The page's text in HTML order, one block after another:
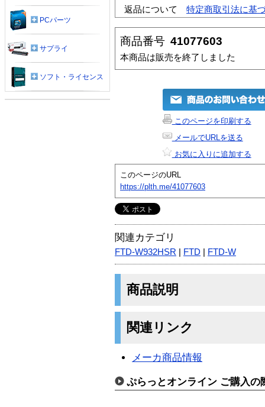
返品について
特定商取引法に基
商品番号 41077603
本商品は販売を終了しました
このページを印刷する
メールでURLを送る
お気に入りに追加する
このページのURL
https://plth.me/41077603
関連カテゴリ
FTD-W932HSR FTD FTD-W
商品説明
関連リンク
メーカ商品情報
ぷらっとオンライン ご購入の
PCパーツ
サプライ
ソフト・ライセンス